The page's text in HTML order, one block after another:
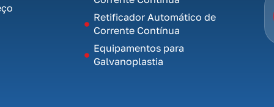
Retificador Automático de
Corrente Contínua
Equipamentos para
Galvanoplastia